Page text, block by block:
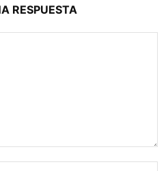
RESPUESTA